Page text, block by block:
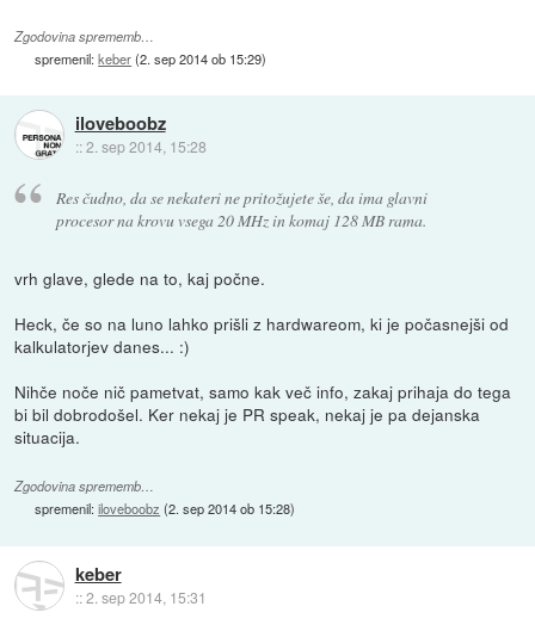
Zgodovina sprememb…
spremenil:keber(2. sep 2014 ob 15:29)
iloveboobz
::2. sep 2014, 15:28
Res čudno, da se nekateri ne pritožujete še, da ima glavni
procesor na krovu vsega 20 MHz in komaj 128 MB rama.
vrh glave, glede na to, kaj počne.
Heck, če so na luno lahko prišli z hardwareom, ki je počasnejši od
kalkulatorjev danes... :)
Nihče noče nič pametvat, samo kak več info, zakaj prihaja do tega
bi bil dobrodošel. Ker nekaj je PR speak, nekaj je pa dejanska
situacija.
Zgodovina sprememb…
spremenil:iloveboobz (2. sep 2014 ob 15:28)
keber
::2. sep 2014, 15:31